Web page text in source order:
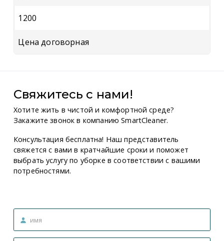
1200
Цена договорная
Свяжитесь с нами!
Хотите жить в чистой и комфортной среде?
Закажите звонок в компанию SmartCleaner.
Консультация бесплатна! Наш представитель
свяжется с вами в кратчайшие сроки и поможет
выбрать услугу по уборке в соответствии с вашими
потребностями.